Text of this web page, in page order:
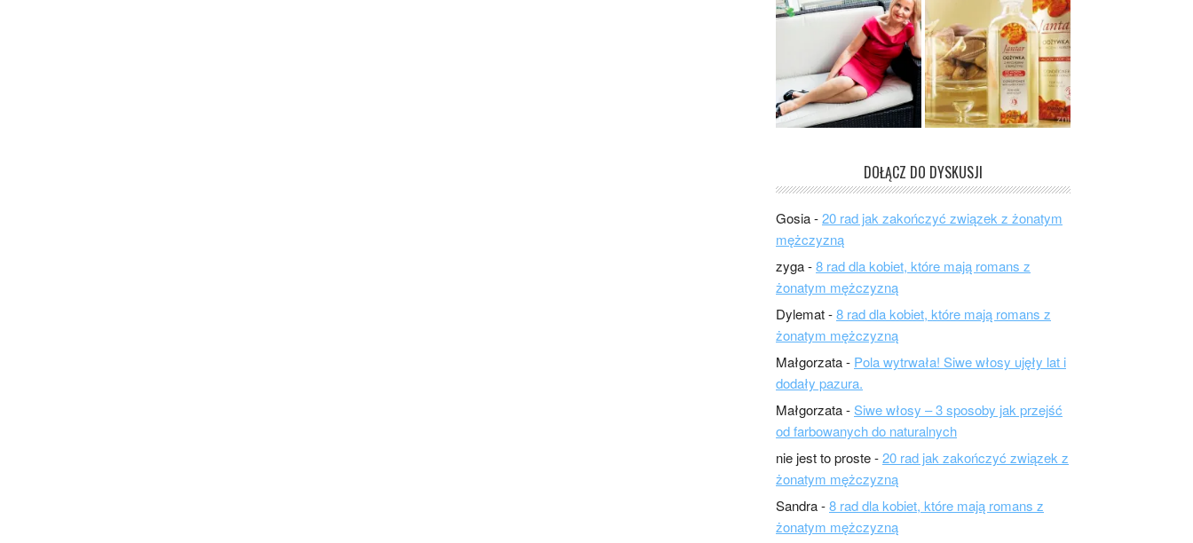
DOŁĄCZ DO DYSKUSJI
Gosia-20 rad jak zakończyć związek z żonatym
mężczyzną
zyga-8 rad dla kobiet, które mają romans z
żonatym mężczyzną
Dylemat-8 rad dla kobiet, które mają romans z
żonatym mężczyzną
Małgorzata- Pola wytrwała! Siwe włosy ujęły lat i
dodały pazura.
Małgorzata-Siwe włosy – 3 sposoby jak przejść
od farbowanych do naturalnych
nie jest to proste-20 rad jak zakończyć związek z
żonatym mężczyzną
Sandra-8 rad dla kobiet, które mają romans z
żonatym mężczyzną